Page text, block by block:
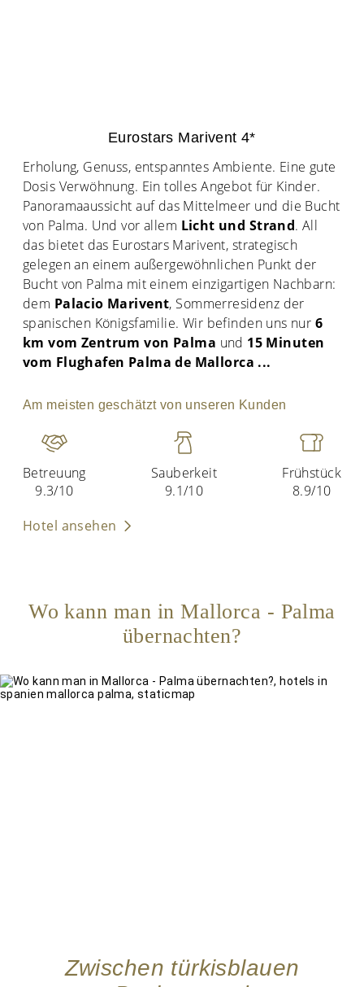
Eurostars Marivent 4*
Erholung, Genuss, entspanntes Ambiente. Eine gute
Dosis Verwöhnung. Ein tolles Angebot für Kinder.
Panoramaaussicht auf das Mittelmeer und die Bucht
von Palma. Und vor allem Licht und Strand. All
das bietet das Eurostars Marivent, strategisch
gelegen an einem außergewöhnlichen Punkt der
Bucht von Palma mit einem einzigartigen Nachbarn:
dem Palacio Marivent, Sommerresidenz der
spanischen Königsfamilie. Wir befinden uns nur 6
km vom Zentrum von Palma und 15 Minuten
vom Flughafen Palma de Mallorca ...
Am meisten geschätzt von unseren Kunden
Betreuung
9.3/10
Sauberkeit
9.1/10
Frühstück
8.9/10
Hotel ansehen
Wo kann man in Mallorca - Palma
übernachten?
Zwischen türkisblauen